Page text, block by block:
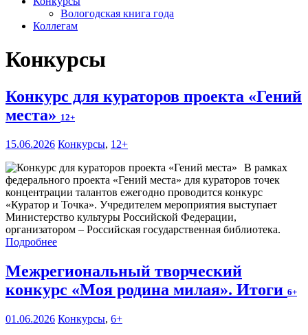
Вологодская книга года
Коллегам
Конкурсы
Конкурс для кураторов проекта «Гений
места» 12+
15.06.2026 Конкурсы, 12+
В рамках
федерального проекта «Гений места» для кураторов точек
концентрации талантов ежегодно проводится конкурс
«Куратор и Точка». Учредителем мероприятия выступает
Министерство культуры Российской Федерации,
организатором – Российская государственная библиотека.
Подробнее
Межрегиональный творческий
конкурс «Моя родина милая». Итоги 6+
01.06.2026 Конкурсы, 6+